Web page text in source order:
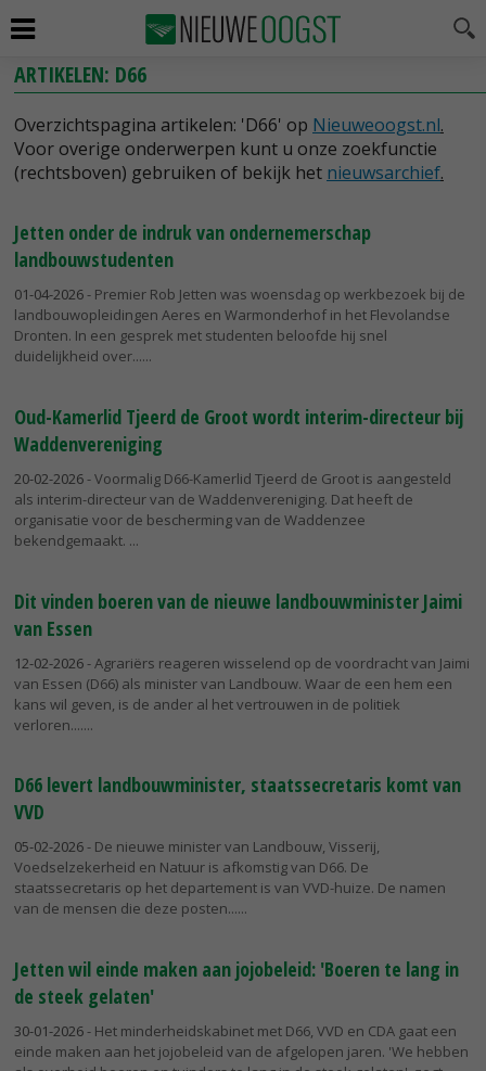
ARTIKELEN: D66
Overzichtspagina artikelen: 'D66' op Nieuweoogst.nl.
Voor overige onderwerpen kunt u onze zoekfunctie
(rechtsboven) gebruiken of bekijk het nieuwsarchief.
Jetten onder de indruk van ondernemerschap
landbouwstudenten
01-04-2026- Premier Rob Jetten was woensdag op werkbezoek bij de
landbouwopleidingen Aeres en Warmonderhof in het Flevolandse
Dronten. In een gesprek met studenten beloofde hij snel
duidelijkheid over...
Oud-Kamerlid Tjeerd de Groot wordt interim-directeur bij
Waddenvereniging
20-02-2026- Voormalig D66-Kamerlid Tjeerd de Groot is aangesteld
als interim-directeur van de Waddenvereniging. Dat heeft de
organisatie voor de bescherming van de Waddenzee
bekendgemaakt.
Dit vinden boeren van de nieuwe landbouwminister Jaimi
van Essen
12-02-2026- Agrariërs reageren wisselend op de voordracht van Jaimi
van Essen (D66) als minister van Landbouw. Waar de een hem een
kans wil geven, is de ander al het vertrouwen in de politiek
verloren....
D66 levert landbouwminister, staatssecretaris komt van
VVD
05-02-2026- De nieuwe minister van Landbouw, Visserij,
Voedselzekerheid en Natuur is afkomstig van D66. De
staatssecretaris op het departement is van VVD-huize. De namen
van de mensen die deze posten...
Jetten wil einde maken aan jojobeleid: 'Boeren te lang in
de steek gelaten'
30-01-2026- Het minderheidskabinet met D66, VVD en CDA gaat een
einde maken aan het jojobeleid van de afgelopen jaren. 'We hebben